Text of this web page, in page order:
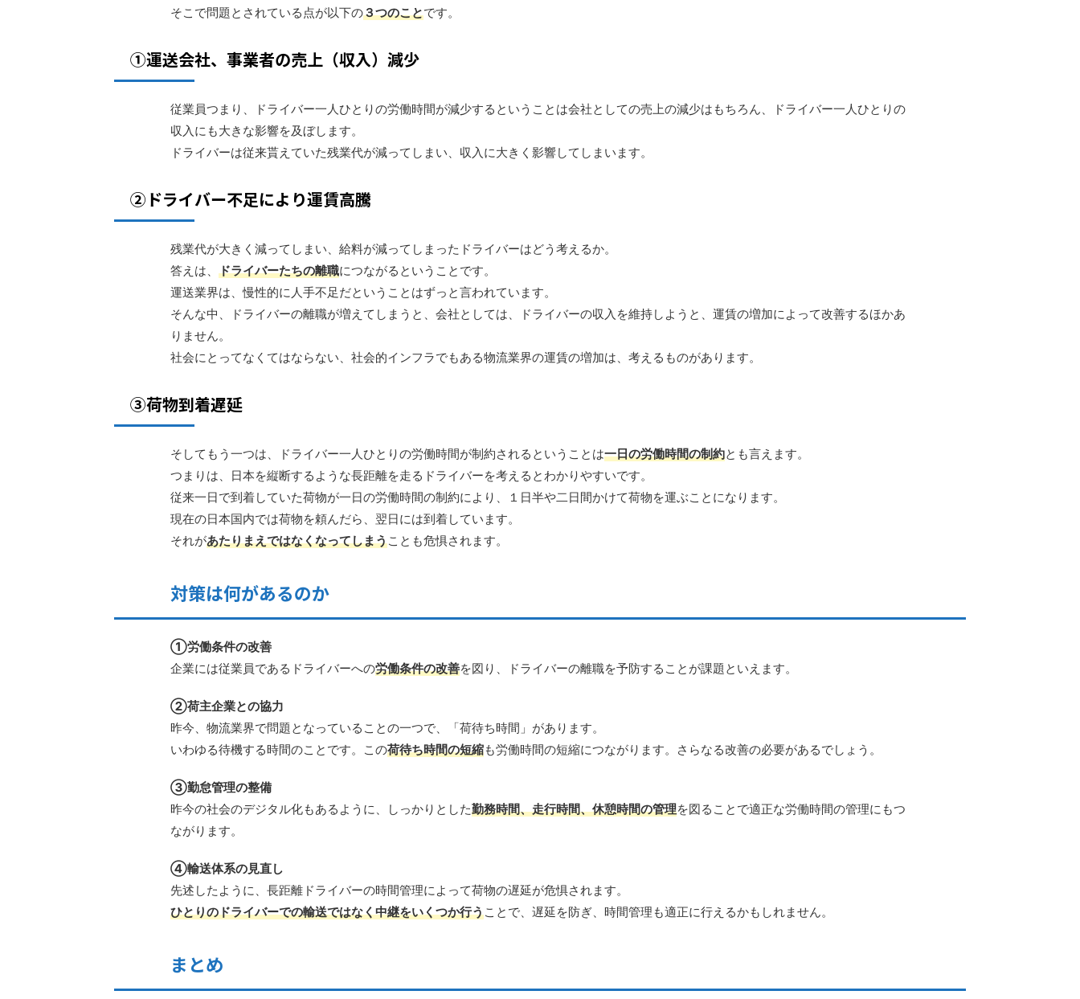
そこで問題とされている点が以下の３つのことです。
①運送会社、事業者の売上（収入）減少
従業員つまり、ドライバー一人ひとりの労働時間が減少するということは会社としての売上の減少はもちろん、ドライバー一人ひとりの
収入にも大きな影響を及ぼします。
ドライバーは従来貰えていた残業代が減ってしまい、収入に大きく影響してしまいます。
②ドライバー不足により運賃高騰
残業代が大きく減ってしまい、給料が減ってしまったドライバーはどう考えるか。
答えは、 ドライバーたちの離職につながるということです。
運送業界は、慢性的に人手不足だということはずっと言われています。
そんな中、ドライバーの離職が増えてしまうと、会社としては、ドライバーの収入を維持しようと、運賃の増加によって改善するほかあ
りません。
社会にとってなくてはならない、社会的インフラでもある物流業界の運賃の増加は、考えるものがあります。
③荷物到着遅延
そしてもう一つは、ドライバー一人ひとりの労働時間が制約されるということは一日の労働時間の制約とも言えます。
つまりは、日本を縦断するような長距離を走るドライバーを考えるとわかりやすいです。
従来一日で到着していた荷物が一日の労働時間の制約により、１日半や二日間かけて荷物を運ぶことになります。
現在の日本国内では荷物を頼んだら、翌日には到着しています。
それがあたりまえではなくなってしまうことも危惧されます。
対策は何があるのか
①労働条件の改善
企業には従業員であるドライバーへの労働条件の改善を図り、ドライバーの離職を予防することが課題といえます。
②荷主企業との協力
昨今、物流業界で問題となっていることの一つで、「荷待ち時間」があります。
いわゆる待機する時間のことです。この荷待ち時間の短縮も労働時間の短縮につながります。さらなる改善の必要があるでしょう。
③勤怠管理の整備
昨今の社会のデジタル化もあるように、しっかりとした勤務時間、走行時間、休憩時間の管理を図ることで適正な労働時間の管理にもつ
ながります。
④輸送体系の見直し
先述したように、長距離ドライバーの時間管理によって荷物の遅延が危惧されます。
ひとりのドライバーでの輸送ではなく中継をいくつか行うことで、遅延を防ぎ、時間管理も適正に行えるかもしれません。
まとめ